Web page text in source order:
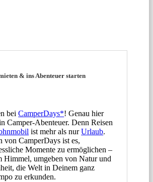
& ins Abenteuer starten
beiCamperDays*! Genau hier
Camper-Abenteuer. Denn Reisen
ist mehr als nurUrlaub.
von CamperDays ist es,
Momente zu ermöglichen –
Himmel, umgeben von Natur und
die Welt in Deinem ganz
zu erkunden.